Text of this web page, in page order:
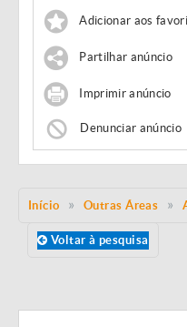
Adicionar aos
Partilhar anúncio
Imprimir anúncio
Denunciar anúncio
Início Outras Áreas
Voltar à pesquisa